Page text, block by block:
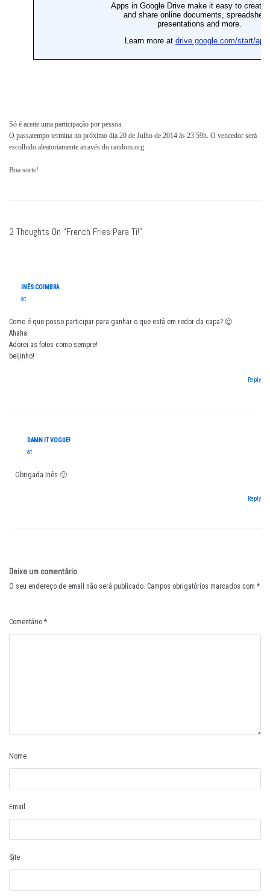
Só é aceite uma participação por pessoa.
O passatempo termina no próximo dia 20 de Julho de 2014 às 23.59h. O vencedor será
escolhido aleatoriamente através do random.org.
Boa sorte!
2 Thoughts On “French Fries Para Ti!”
INÊS COIMBRA
at
Como é que posso participar para ganhar o que está em redor da capa? 😉
Ahaha.
Adorei as fotos como sempre!
beijinho!
Reply
DAMN IT VOGUE!
at
Obrigada Inês 🙂
Reply
Deixe um comentário
O seu endereço de email não será publicado. Campos obrigatórios marcados com *
Comentário *
Nome
Email
Site